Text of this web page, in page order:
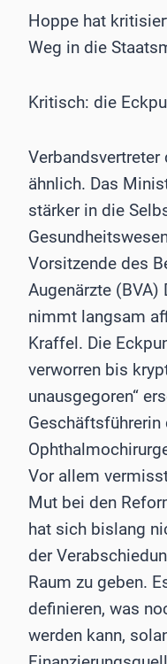
Hoppe hat
Weg in die
Kritisch: die
Verbandsvertreter
ähnlich. Das
stärker in die
Vorsitzende des
Augenärzte (BVA)
nimmt langsam
Kraffel. Die
verworren bis
unausgegoren“
Geschäftsführerin
Vor allem
Mut bei den
hat sich bislang
der
Raum zu geben.
definieren, was
werden kann,